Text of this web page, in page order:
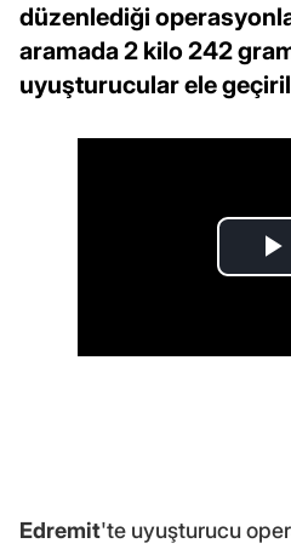
düzenlediği operasyonla
aramada 2 kilo 242
uyuşturucular ele
Edremit'te uyuşturucu